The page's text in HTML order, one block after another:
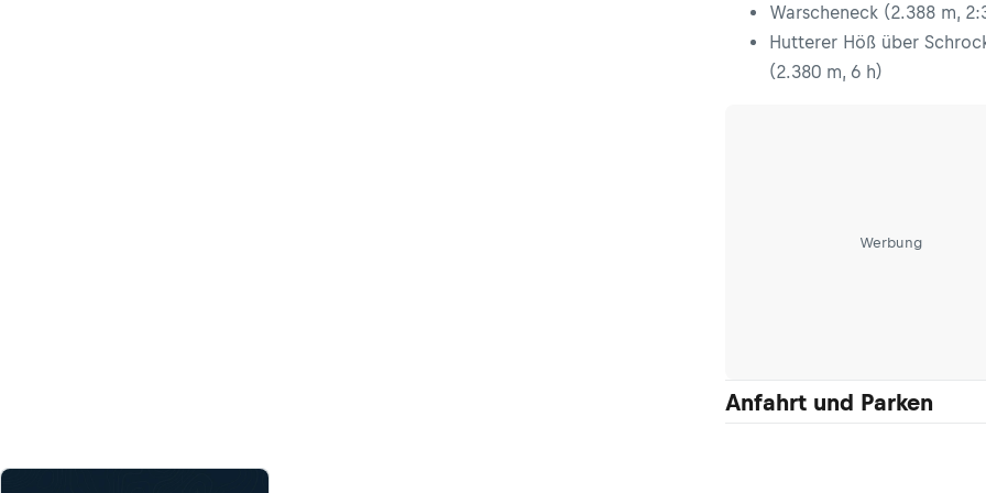
Warscheneck (2.388 m,
Hutterer Höß über
(2.380 m, 6 h)
Werbung
Anfahrt und Parken